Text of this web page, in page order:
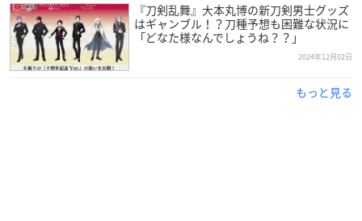
『刀剣乱舞』大本丸博の新刀剣男士グッズ
はギャンブル！？刀種予想も困難な状況に
「どなた様なんでしょうね？？」
2024年12月02日
もっと見る